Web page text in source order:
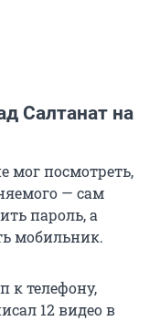
Салтанат на
мог посмотреть,
— сам
пароль, а
мобильник.
к телефону,
12 видео в